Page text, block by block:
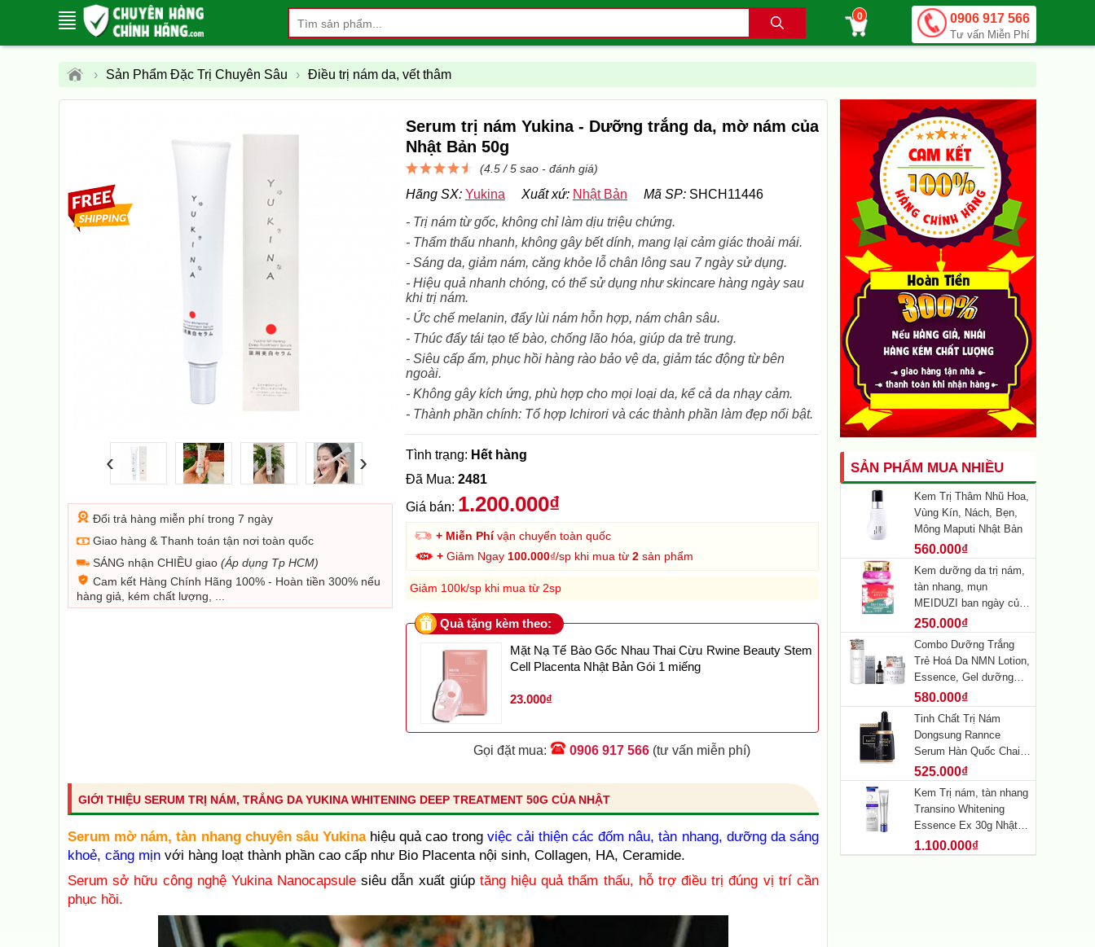
. 0 0906 917 566
Tư vấn Miễn Phí
› Sản Phẩm Đặc Trị Chuyên Sâu › Điều trị nám da, vết thâm
SẢN PHẨM MUA NHIỀU
Kem Trị Thâm Nhũ Hoa,
Vùng Kín, Nách, Bẹn,
Mông Maputi Nhật Bản
560.000₫
Kem dưỡng da trị nám,
tàn nhang, mụn
MEIDUZI ban ngày của
Nhật Bản 20g (màu đỏ)
250.000₫
Combo Dưỡng Trắng
Trẻ Hoá Da NMN Lotion,
Essence, Gel dưỡng
Nhật Bản
580.000₫
Tinh Chất Trị Nám
Dongsung Rannce
Serum Hàn Quốc Chai
45ml
525.000₫
Kem Trị nám, tàn nhang
Transino Whitening
Essence Ex 30g Nhật
Bản
1.100.000₫
‹ ›
Đổi trả hàng miễn phí trong 7 ngày
Giao hàng & Thanh toán tận nơi toàn quốc
SÁNG nhận CHIỀU giao (Áp dụng Tp HCM)
Cam kết Hàng Chính Hãng 100% - Hoàn tiền 300% nếu
hàng giả, kém chất lượng, ...
Serum trị nám Yukina - Dưỡng trắng da, mờ nám của
Nhật Bản 50g
(4.5 / 5 sao - đánh giá)
Hãng SX: Yukina Xuất xứ: Nhật Bản Mã SP: SHCH11446
- Trị nám từ gốc, không chỉ làm dịu triệu chứng.
- Thẩm thấu nhanh, không gây bết dính, mang lại cảm giác thoải mái.
- Sáng da, giảm nám, căng khỏe lỗ chân lông sau 7 ngày sử dụng.
- Hiệu quả nhanh chóng, có thể sử dụng như skincare hàng ngày sau
khi trị nám.
- Ức chế melanin, đẩy lùi nám hỗn hợp, nám chân sâu.
- Thúc đẩy tái tạo tế bào, chống lão hóa, giúp da trẻ trung.
- Siêu cấp ẩm, phục hồi hàng rào bảo vệ da, giảm tác động từ bên
ngoài.
- Không gây kích ứng, phù hợp cho mọi loại da, kể cả da nhạy cảm.
- Thành phần chính: Tổ hợp Ichirori và các thành phần làm đẹp nổi bật.
Tình trạng: Hết hàng
Đã Mua: 2481
Giá bán: 1.200.000₫
+ Miễn Phívận chuyển toàn quốc
+ Giảm Ngay 100.000₫/sp khi mua từ2 sản phẩm
Giảm 100k/sp khi mua từ 2sp
Quà tặng kèm theo:
Mặt Nạ Tế Bào Gốc Nhau Thai Cừu Rwine Beauty Stem
Cell Placenta Nhật Bản Gói 1 miếng
23.000₫
Gọi đặt mua: 0906 917 566 (tư vấn miễn phí)
GIỚI THIỆU SERUM TRỊ NÁM, TRẮNG DA YUKINA WHITENING DEEP TREATMENT 50G CỦA NHẬT
Serum mờ nám, tàn nhang chuyên sâu Yukinahiệu quả cao trong việc cải thiện các đốm nâu, tàn nhang, dưỡng da sáng
khoẻ, căng mịn với hàng loạt thành phần cao cấp như Bio Placenta nội sinh, Collagen, HA, Ceramide.
Serum sở hữu công nghệ Yukina Nanocapsulesiêu dẫn xuất giúp tăng hiệu quả thẩm thấu, hỗ trợ điều trị đúng vị trí cần
phục hồi.